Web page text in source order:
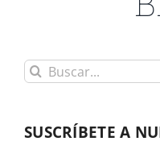
Buscar:
SUSCRÍBETE A